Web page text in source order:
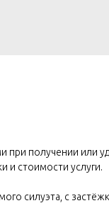
получении или
и стоимости услуги.
силуэта, с